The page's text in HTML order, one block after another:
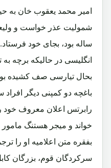
امیر محمد یعقوب خان به
انگلیسی در حالیکه برچه
بحال تیارسی صف کشیده
باغچه دو کمپنی دیگر افراد
رابرتس اعلان معروف خود
خواند و میجر هستنگ
بفقره متن اعلامیه او را
سرکردگان قوم، بزرگان